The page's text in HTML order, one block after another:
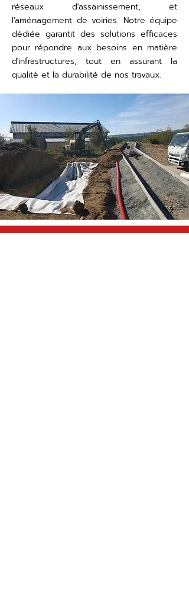
réseaux d'assainissement, et
l'aménagement de voiries. Notre équipe
dédiée garantit des solutions efficaces
pour répondre aux besoins en matière
d'infrastructures, tout en assurant la
qualité et la durabilité de nos travaux.
PASSAGE CAMERA